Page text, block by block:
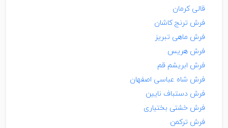
قالی کرمان
فرش ترنج کاشان
فرش ماهی تبریز
فرش هریس
فرش ابریشم قم
فرش شاه عباسی اصفهان
فرش دستباف نایین
فرش خشتی بختیاری
فرش ترکمن